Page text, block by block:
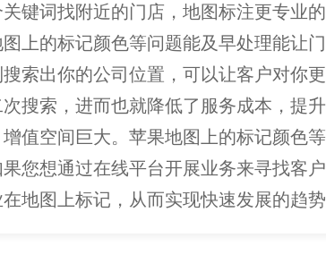
键词找附近的门店，地图标注更专业
上的标记颜色等问题能及早处理能让
索出你的公司位置，可以让客户对你更
搜索，进而也就降低了服务成本，提
值空间巨大。苹果地图上的标记颜色
您想通过在线平台开展业务来寻找客
地图上标记，从而实现快速发展的趋势